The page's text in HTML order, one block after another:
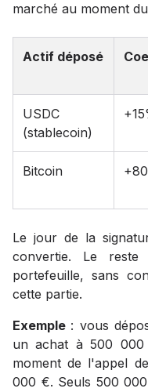
marché au moment
Actif déposé
USDC
(stablecoin)
Bitcoin
Le jour de la
convertie. Le
portefeuille, sans
cette partie.
Exemple : vous
un achat à 500
moment de l'appel
000 €. Seuls 500